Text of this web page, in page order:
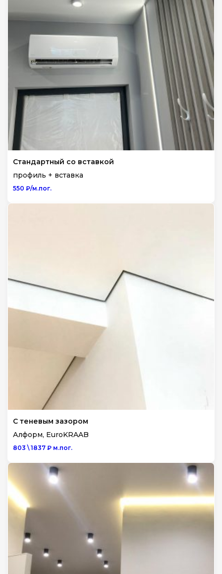
Стандартный со вставкой
профиль + вставка
550 ₽/м.пог.
С теневым зазором
Алформ, EuroKRAAB
803 \ 1837 ₽ м.пог.